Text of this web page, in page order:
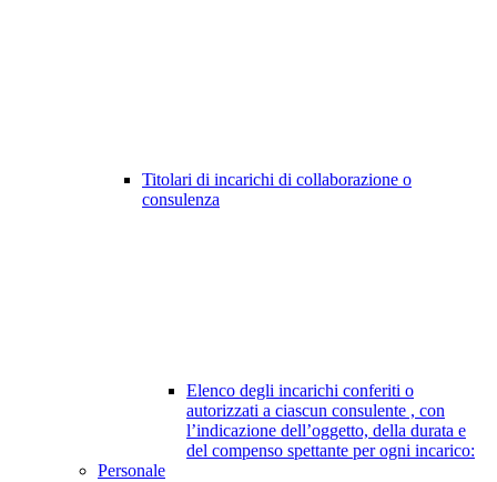
Titolari di incarichi di collaborazione o
consulenza
Elenco degli incarichi conferiti o
autorizzati a ciascun consulente , con
l’indicazione dell’oggetto, della durata e
del compenso spettante per ogni incarico:
Personale